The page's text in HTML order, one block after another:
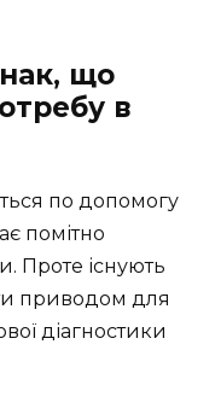
що
в
по допомогу
помітно
Проте існують
приводом для
діагностики